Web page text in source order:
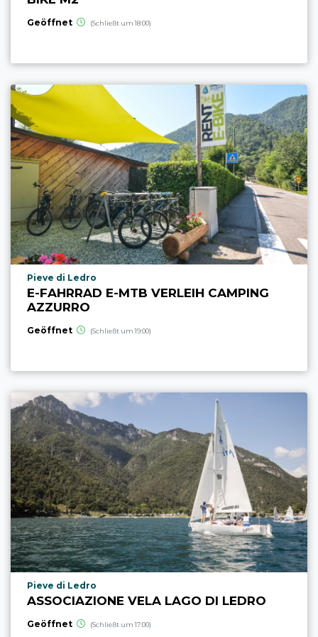
Geöffnet (Schließt um 18:00)
aria.poi_location_prefix
Pieve di Ledro
E-FAHRRAD E-MTB VERLEIH CAMPING
AZZURRO
Geöffnet (Schließt um 19:00)
aria.poi_location_prefix
Pieve di Ledro
ASSOCIAZIONE VELA LAGO DI LEDRO
Geöffnet (Schließt um 17:00)